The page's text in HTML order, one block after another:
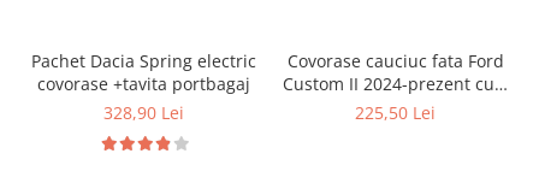
Pachet Dacia Spring electric
covorase +tavita portbagaj
328,90 Lei
Covorase cauciuc fata Ford
Custom II 2024-prezent cu 2
sau 3 locuri (set 3 covorase),
225,50 Lei